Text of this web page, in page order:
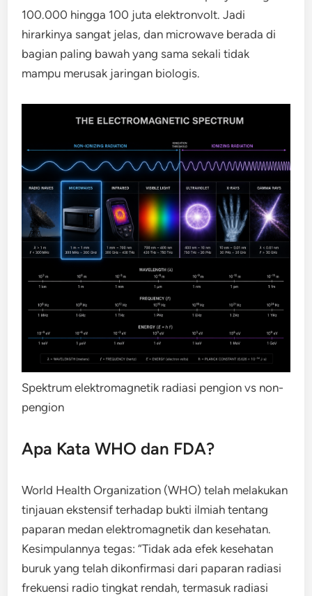
100.000 hingga 100 juta elektronvolt. Jadi
hirarkinya sangat jelas, dan microwave berada di
bagian paling bawah yang sama sekali tidak
mampu merusak jaringan biologis.
Spektrum elektromagnetik radiasi pengion vs non-
pengion
Apa Kata WHO dan FDA?
World Health Organization (WHO) telah melakukan
tinjauan ekstensif terhadap bukti ilmiah tentang
paparan medan elektromagnetik dan kesehatan.
Kesimpulannya tegas: “Tidak ada efek kesehatan
buruk yang telah dikonfirmasi dari paparan radiasi
frekuensi radio tingkat rendah, termasuk radiasi